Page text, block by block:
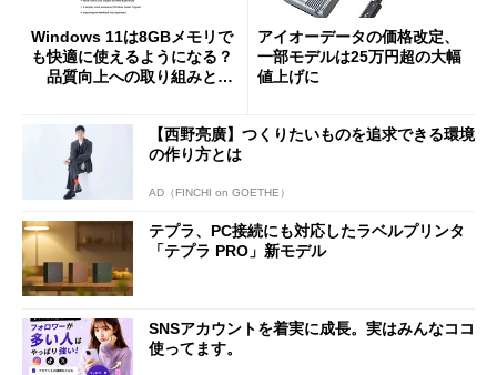
Windows 11は8GBメモリで
も快適に使えるようになる？
品質向上への取り組みと
アイオーデータの価格改定、
一部モデルは25万円超の大幅
値上げに
【西野亮廣】つくりたいものを追求できる環境
の作り方とは
AD（FINCHI on GOETHE）
テプラ、PC接続にも対応したラベルプリンタ
「テプラ PRO」新モデル
SNSアカウントを着実に成長。実はみんなココ
使ってます。